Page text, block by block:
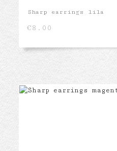
Sharp earrings lila
€8.00